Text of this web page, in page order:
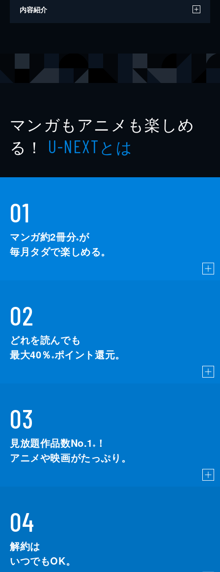
モデル
内容紹介
マンガもアニメも楽しめ
る！ U-NEXTとは
01
マンガ約2冊分※が
毎月タダで楽しめる。
02
どれを読んでも
最大40％ ※ポイント還元。
03
見放題作品数No.1 ※
！
アニメや映画がたっぷり。
04
解約は
いつでもOK。